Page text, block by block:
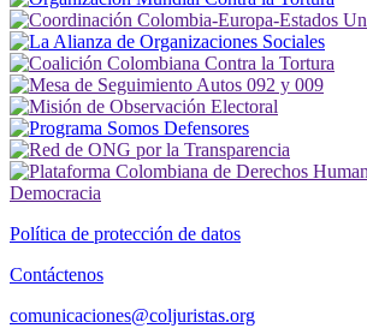
Política de protección de datos
Contáctenos
comunicaciones@coljuristas.org